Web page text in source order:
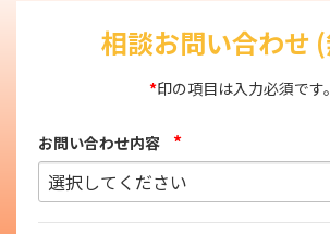
相談お問い合わせ
*印の項目は入力必須です。
お問い合わせ内容 *